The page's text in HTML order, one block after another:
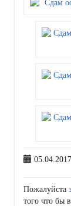
05.04.2017
Пожалуйста
того что бы